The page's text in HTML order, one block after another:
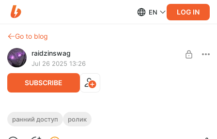
EN LOG IN
Go to blog
raidzinswag
Jul 26 2025 13:26
SUBSCRIBE
Я потратил 500 дней в Factorio с нуля и
ранний доступ ролик